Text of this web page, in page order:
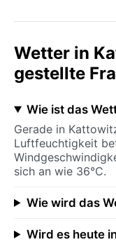
Wetter in
gestellte
Wie ist das
Gerade in
Luftfeuchtigkeit
sich an wie 36°C.
Wie wird das
Wird es heute